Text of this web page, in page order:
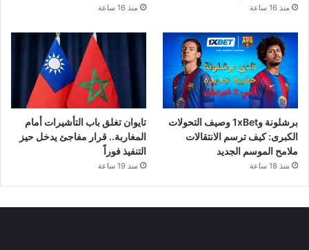
منذ 16 ساعة منذ 16 ساعة
برشلونة و1xBet وصيف التحولات
الكبرى: كيف ترسم الانتقالات
ملامح الموسم الجديد
منذ 18 ساعة
تايوان تغلق باب التأشيرات أمام
المغاربة.. قرار مفاجئ يدخل حيز
التنفيذ فوراً
منذ 19 ساعة